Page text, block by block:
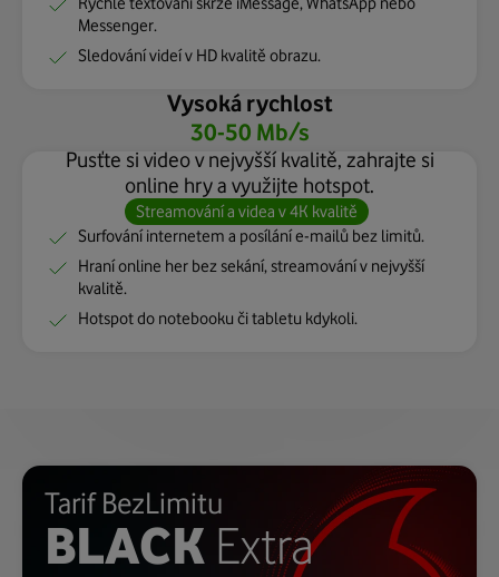
Messenger.
Sledování videí v HD kvalitě obrazu.
Vysoká rychlost
30-50 Mb/s
Pusťte si video v nejvyšší kvalitě, zahrajte si
online hry a využijte hotspot.
Streamování a videa v 4K kvalitě
Surfování internetem a posílání e-mailů bez limitů.
Hraní online her bez sekání, streamování v nejvyšší
kvalitě.
Hotspot do notebooku či tabletu kdykoli.
Tarif BezLimitu
BLACK Extra